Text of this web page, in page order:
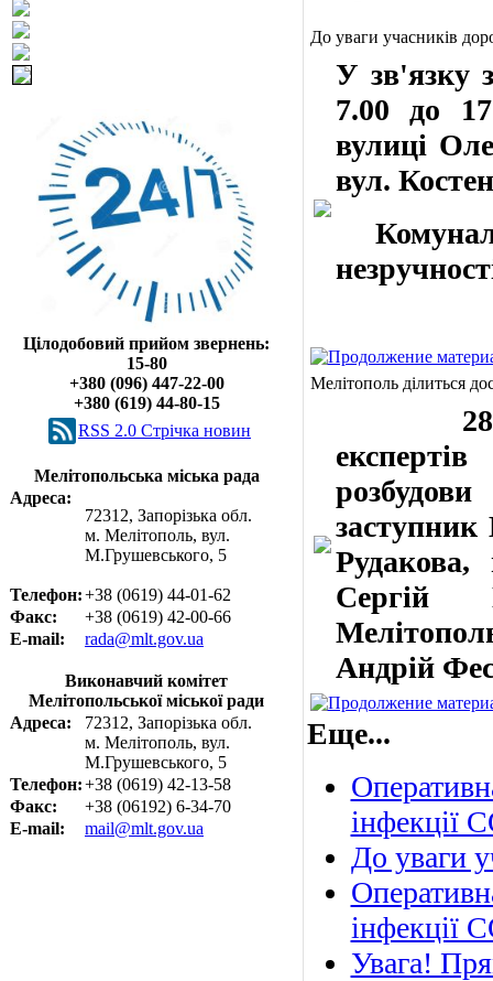
Цілодобовий прийом звернень:
15-80
+380 (096) 447-22-00
+380 (619) 44-80-15
RSS 2.0 Cтрічка новин
Мелітопольська міська рада
Адреса:
72312, Запорізька обл.
м. Мелітополь, вул.
М.Грушевського, 5
Телефон:+38 (0619) 44-01-62
Факс:
+38 (0619) 42-00-66
E-mail:
rada@mlt.gov.ua
Виконавчий комітет
Мелітопольської міської ради
Адреса:
72312, Запорізька обл.
м. Мелітополь, вул.
М.Грушевського, 5
Телефон:+38 (0619) 42-13-58
Факс:
+38 (06192) 6-34-70
E-mail:
mail@mlt.gov.ua
До уваги учасників
У зв'язку з
7.00 до
вулиці
вул.
Мелітополь ділиться
28
заступник
Рудакова,
Сергій
Андрій
Еще...
інфекції
До уваги
інфекції
Увага!